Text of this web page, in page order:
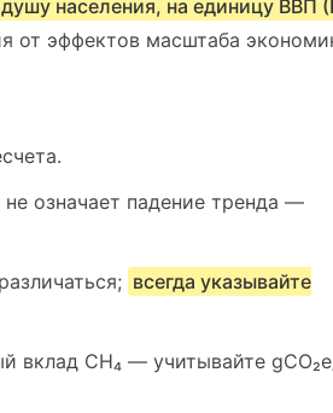
населения, на единицу ВВП
от эффектов масштаба
означает падение тренда —
всегда указывайте
вклад CH₄ — учитывайте